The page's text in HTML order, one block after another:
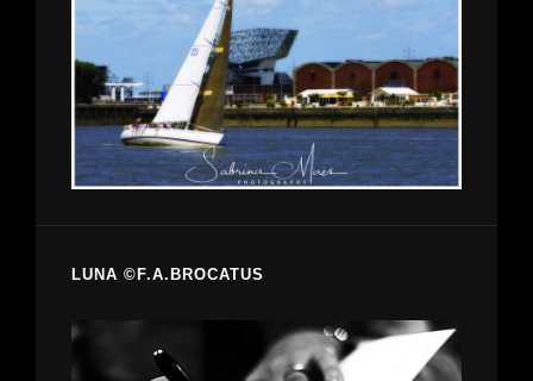
LUNA ©F.A.BROCATUS